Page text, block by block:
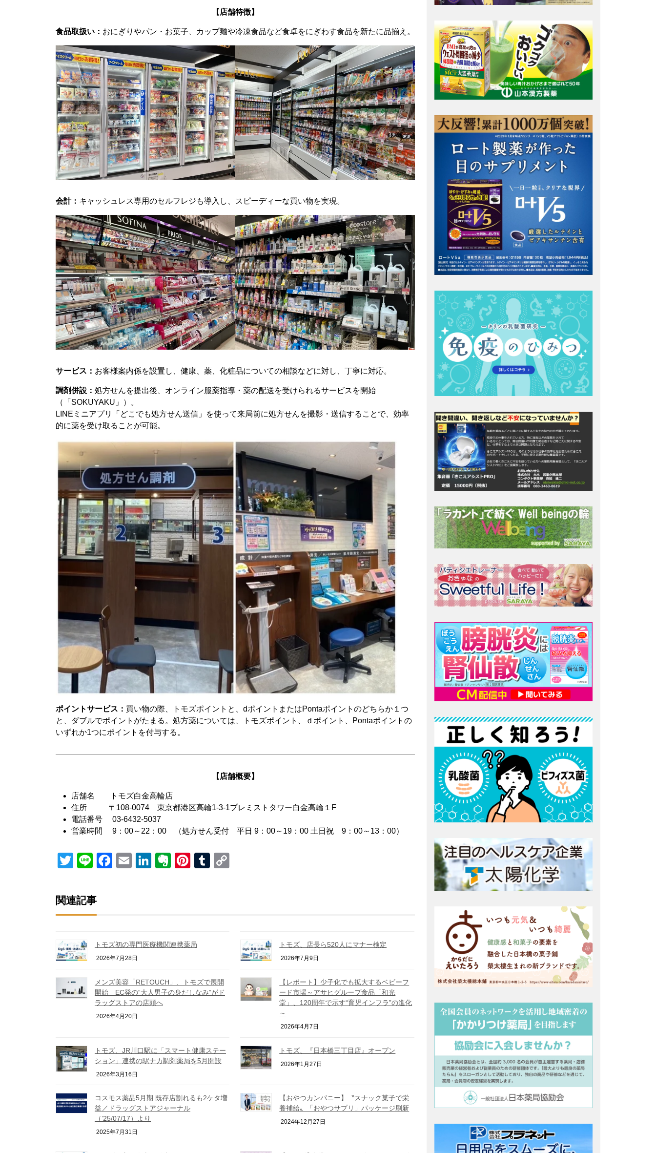
【店舗特徴】
食品取扱い： おにぎりやパン・お菓子、カップ麺や冷凍食品など食卓をにぎわす食品を新たに品揃え。
会計： キャッシュレス専用のセルフレジも導入し、スピーディーな買い物を実現。
サービス： お客様案内係を設置し、健康、薬、化粧品についての相談などに対し、丁寧に対応。
調剤併設： 処方せんを提出後、オンライン服薬指導・薬の配送を受けられるサービスを開始
（「SOKUYAKU」）。
LINEミニアプリ「どこでも処方せん送信」を使って来局前に処方せんを撮影・送信することで、効率
的に薬を受け取ることが可能。
ポイントサービス： 買い物の際、トモズポイントと、dポイントまたはPontaポイントのどちらか１つ
と、ダブルでポイントがたまる。処方薬については、トモズポイント、ｄポイント、Pontaポイントの
いずれか1つにポイントを付与する。
【店舗概要】
店舗名 トモズ白金高輪店
住所 〒108-0074 東京都港区高輪1-3-1プレミストタワー白金高輪１F
電話番号 03-6432-5037
営業時間 9：00～22：00 （処方せん受付 平日 9：00～19：00 土日祝 9：00～13：00）
Twitter
LineFacebook
EmailLinkedIn
Evernote
Pinterest
Tumblr
関連記事
トモズ初の専門医療機関連携薬局
2026年7月28日
トモズ、店長ら520人にマナー検定
2026年7月9日
メンズ美容「RETOUCH」、トモズで展開
開始 EC発の“大人男子の身だしなみ”がド
ラッグストアの店頭へ
2026年4月20日
【レポート】少子化でも拡大するベビーフ
ード市場～アサヒグループ食品「和光
堂」、120周年で示す“育児インフラ”の進化
～
2026年4月7日
トモズ、JR川口駅に「スマート健康ステー
ション」連携の駅ナカ調剤薬局を5月開設
2026年3月16日
トモズ、『日本橋三丁目店』オープン
2026年1月27日
コスモス薬品5⽉期 既存店割れるも2ケタ増
益／ドラッグストアジャーナル
（’25/07/17）より
2025年7月31日
【おやつカンパニー】〝スナック菓子で栄
養補給〟「おやつサプリ」パッケージ刷新
2024年12月27日